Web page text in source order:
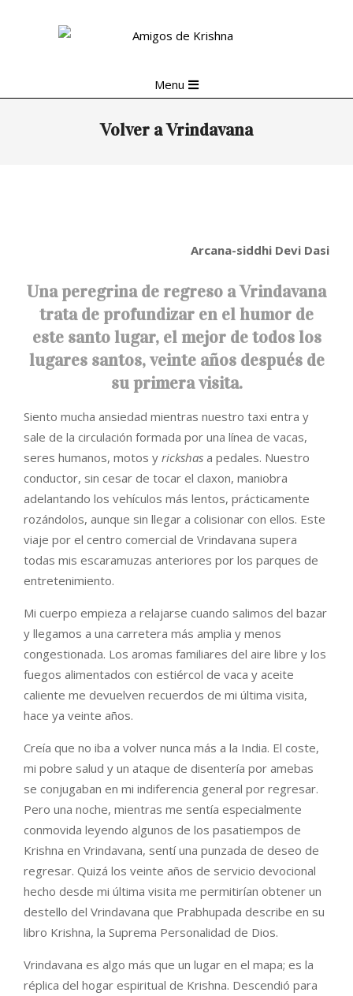
Navigation
Menu
Volver a Vrindavana
Arcana-siddhi Devi Dasi
Una peregrina de regreso a Vrindavana
trata de profundizar en el humor de
este santo lugar, el mejor de todos los
lugares santos, veinte años después de
su primera visita.
Siento mucha ansiedad mientras nuestro taxi entra y
sale de la circulación formada por una línea de vacas,
seres humanos, motos y rickshas a pedales. Nuestro
conductor, sin cesar de tocar el claxon, maniobra
adelantando los vehículos más lentos, prácticamente
rozándolos, aunque sin llegar a colisionar con ellos. Este
viaje por el centro comercial de Vrindavana supera
todas mis escaramuzas anteriores por los parques de
entretenimiento.
Mi cuerpo empieza a relajarse cuando salimos del bazar
y llegamos a una carretera más amplia y menos
congestionada. Los aromas familiares del aire libre y los
fuegos alimentados con estiércol de vaca y aceite
caliente me devuelven recuerdos de mi última visita,
hace ya veinte años.
Creía que no iba a volver nunca más a la India. El coste,
mi pobre salud y un ataque de disentería por amebas
se conjugaban en mi indiferencia general por regresar.
Pero una noche, mientras me sentía especialmente
conmovida leyendo algunos de los pasatiempos de
Krishna en Vrindavana, sentí una punzada de deseo de
regresar. Quizá los veinte años de servicio devocional
hecho desde mi última visita me permitirían obtener un
destello del Vrindavana que Prabhupada describe en su
libro Krishna, la Suprema Personalidad de Dios.
Vrindavana es algo más que un lugar en el mapa; es la
réplica del hogar espiritual de Krishna. Descendió para